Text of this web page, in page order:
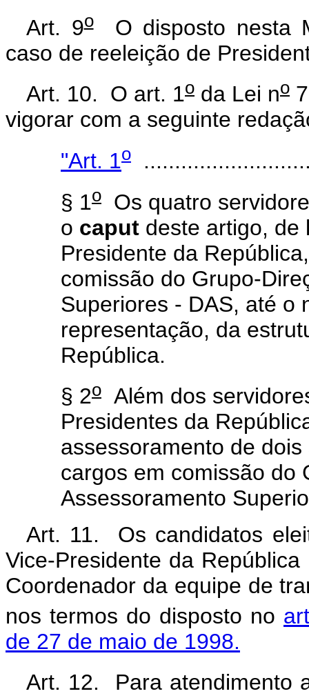
Art. 9oO disposto nesta
caso de reeleição de
Art. 10. O art. 1o da Lei no
vigorar com a seguinte
"Art. 1o
§ 1o Os quatro
o caput deste artigo, de
Presidente da
comissão do Grupo-
Superiores - DAS, até o
representação, da
República.
§ 2o Além dos
Presidentes da
assessoramento de
cargos em comissão do
Assessoramento
Art. 11. Os candidatos
Vice-Presidente da
Coordenador da equipe de
nos termos do disposto no
de 27 de maio de 1998.
Art. 12. Para atendimento